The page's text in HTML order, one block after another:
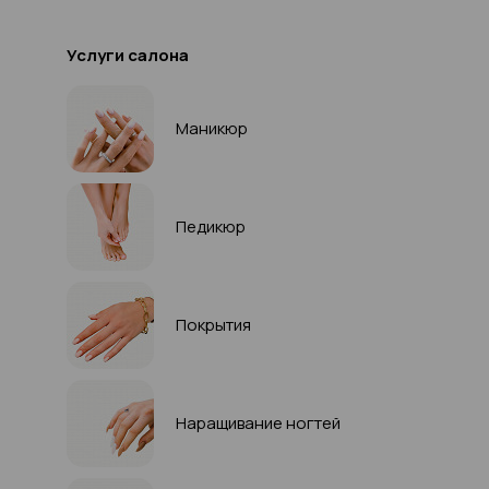
Услуги салона
Маникюр
Педикюр
Покрытия
Наращивание ногтей